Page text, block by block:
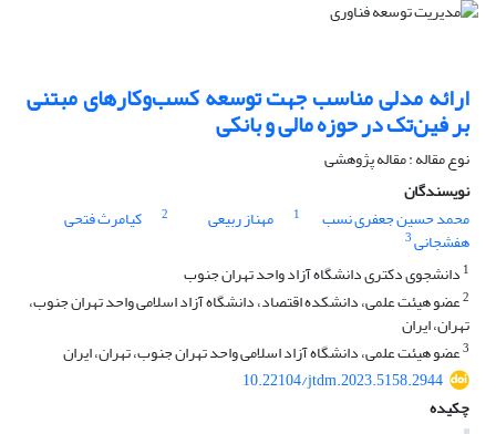
ارائه مدلی مناسب جهت توسعه کسب‌وکارهای مبتنی
بر فین‌تک در حوزه مالی و بانکی
نوع مقاله : مقاله پژوهشی
نویسندگان
محمد حسین جعفری نسب
1 مهناز ربیعی 2 کیامرث فتحی
هفشجانی3
1 دانشجوی دکتری دانشگاه آزاد واحد تهران جنوب
2عضو هیئت علمی، دانشکده اقتصاد، دانشگاه آزاد اسلامی واحد تهران جنوب،
تهران، ایران
3عضو هیئت علمی، دانشگاه آزاد اسلامی واحد تهران جنوب، تهران، ایران
10.22104/jtdm.2023.5158.2944
چکیده